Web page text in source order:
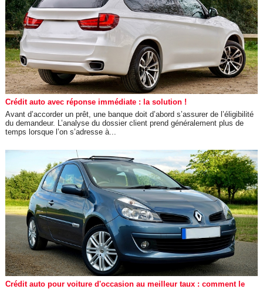
Crédit auto avec réponse immédiate : la solution !
Avant d’accorder un prêt, une banque doit d’abord s’assurer de l’éligibilité
du demandeur. L’analyse du dossier client prend généralement plus de
temps lorsque l’on s’adresse à...
Crédit auto pour voiture d'occasion au meilleur taux : comment le